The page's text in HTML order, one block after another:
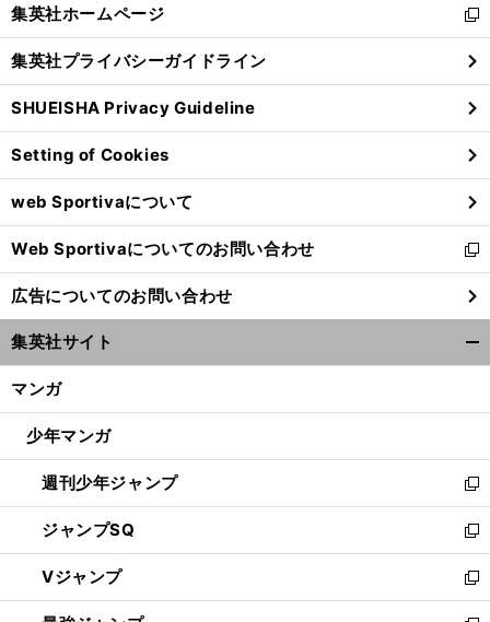
閉
る
集英社ホームページ
新
し
い
ウ
ィ
ン
ド
ウ
で
開
く
集英社プライバシーガイドライン
SHUEISHA Privacy Guideline
Setting of Cookies
web Sportivaについて
Web Sportivaについてのお問い合わせ
新
し
い
ウ
ィ
ン
ウ
開
く
広告についてのお問い合わせ
集英社サイト
マンガ
少年マンガ
週刊少年ジャンプ
新
し
い
ウ
ィ
ン
ジャンプSQ
新
し
い
ウ
Vジャンプ
新
し